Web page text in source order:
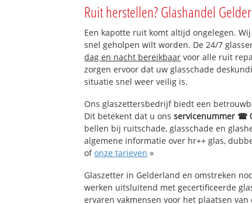
Ruit herstellen? Glashandel
Een kapotte ruit komt altijd ongelegen.
snel geholpen wilt worden. De 24/7
dag en nacht bereikbaar voor alle ruit
zorgen ervoor dat uw glasschade
situatie snel weer veilig is.
Ons glaszettersbedrijf biedt een
Dit betekent dat u onsservicenummer ☎
bellen bij ruitschade, glasschade en
algemene informatie over hr++ glas,
ofonze tarieven »
Glaszetter in Gelderland en omstreken
werken uitsluitend met gecertificeerde
ervaren vakmensen voor het plaatsen